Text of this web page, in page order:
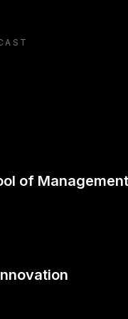
of Management